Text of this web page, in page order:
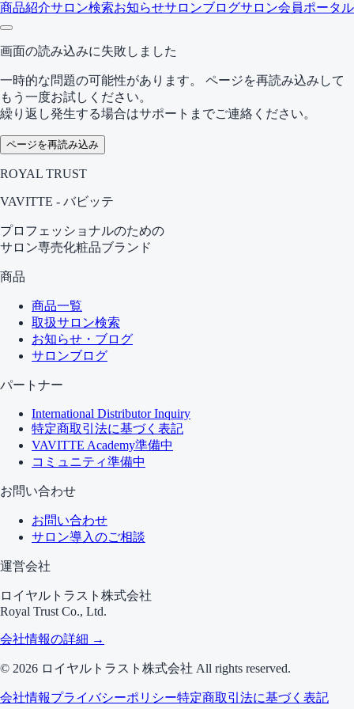
商品紹介サロン検索お知らせサロンブログサロン会員ポータル
画面の読み込みに失敗しました
一時的な問題の可能性があります。 ページを再読み込みして
もう一度お試しください。
繰り返し発生する場合はサポートまでご連絡ください。
ページを再読み込み
ROYAL TRUST
VAVITTE - バビッテ
プロフェッショナルのための
サロン専売化粧品ブランド
商品
商品一覧
取扱サロン検索
お知らせ・ブログ
サロンブログ
パートナー
International Distributor Inquiry
特定商取引法に基づく表記
VAVITTE Academy準備中
コミュニティ準備中
お問い合わせ
お問い合わせ
サロン導入のご相談
運営会社
ロイヤルトラスト株式会社
Royal Trust Co., Ltd.
会社情報の詳細 →
© 2026 ロイヤルトラスト株式会社 All rights reserved.
会社情報プライバシーポリシー特定商取引法に基づく表記